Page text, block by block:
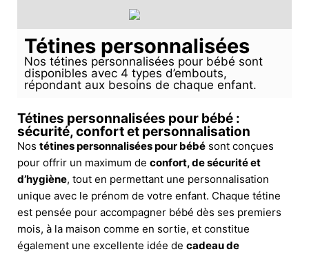
Tétines personnalisées
Nos tétines personnalisées pour bébé sont
disponibles avec 4 types d’embouts,
répondant aux besoins de chaque enfant.
Tétines personnalisées pour bébé :
sécurité, confort et personnalisation
Nos tétines personnalisées pour bébé sont conçues
pour offrir un maximum de confort, de sécurité et
d’hygiène, tout en permettant une personnalisation
unique avec le prénom de votre enfant. Chaque tétine
est pensée pour accompagner bébé dès ses premiers
mois, à la maison comme en sortie, et constitue
également une excellente idée de cadeau de